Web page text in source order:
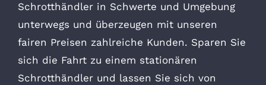
Schrotthändler in Schwerte und Umgebung
unterwegs und überzeugen mit unseren
fairen Preisen zahlreiche Kunden. Sparen Sie
sich die Fahrt zu einem stationären
Schrotthändler und lassen Sie sich von